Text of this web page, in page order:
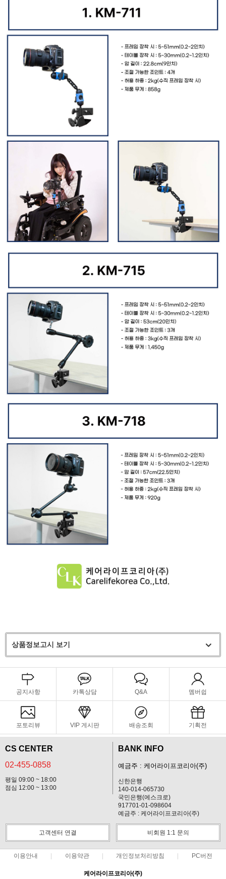
상품정보고시 보기
공지사항 카톡상담 Q&A 멤버쉽
포토리뷰 VIP 게시판 배송조회 기획전
CS CENTER
02-455-0858
평일 09:00 ~ 18:00
점심 12:00 ~ 13:00
BANK INFO
예금주 : 케어라이프코리아(주)
신한은행
140-014-065730
국민은행(에스크로)
917701-01-098604
예금주 : 케어라이프코리아(주)
고객센터 연결 비회원 1:1 문의
이용안내 이용약관 개인정보처리방침 PC버전
케어라이프코리아(주)